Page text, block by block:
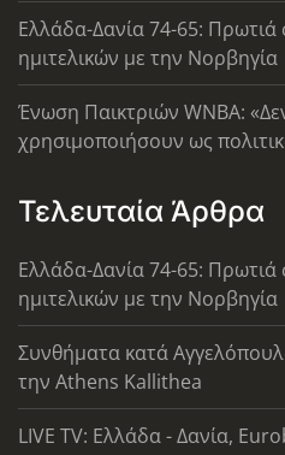
Ελλάδα-Δανία 74-65: Πρωτιά
ημιτελικών με την Νορβηγία
Ένωση Παικτριών WNBA:
χρησιμοποιήσουν ως
Τελευταία Άρθρα
Ελλάδα-Δανία 74-65: Πρωτιά
ημιτελικών με την Νορβηγία
Συνθήματα κατά
την Athens Kallithea
LIVE TV: Ελλάδα - Δανία,